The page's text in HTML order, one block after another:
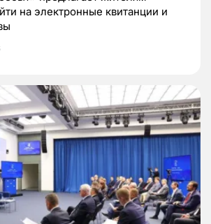
на электронные квитанции и